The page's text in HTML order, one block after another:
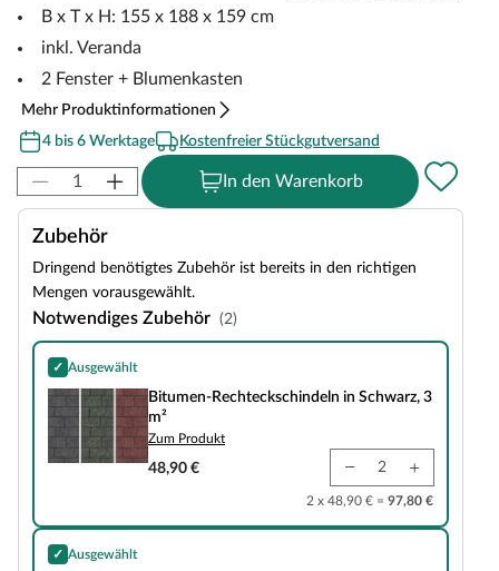
B x T x H: 155 x 188 x 159 cm
inkl. Veranda
2 Fenster + Blumenkasten
Mehr Produktinformationen
4 bis 6 Werktage
Kostenfreier Stückgutversand
In den Warenkorb
Zubehör
Dringend benötigtes Zubehör ist bereits in den richtigen
Mengen vorausgewählt.
Notwendiges Zubehör (2)
✓ Ausgewählt
Bitumen-Rechteckschindeln in Schwarz, 3 m²
Bitumen-Rechteckschindeln in Schwarz, 3
m²
Zum Produkt
48,90 €
2 x 48,90 € = 97,80 €
✓ Ausgewählt
Selbstklebende Dachbahn Dachfolie